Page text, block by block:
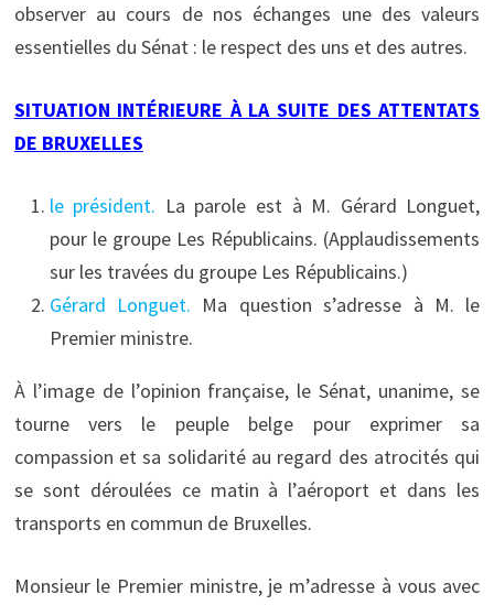
observer au cours de nos échanges une des valeurs
essentielles du Sénat : le respect des uns et des autres.
SITUATION INTÉRIEURE À LA SUITE DES ATTENTATS
DE BRUXELLES
le président. La parole est à M. Gérard Longuet,
pour le groupe Les Républicains. (Applaudissements
sur les travées du groupe Les Républicains.)
Gérard Longuet. Ma question s’adresse à M. le
Premier ministre.
À l’image de l’opinion française, le Sénat, unanime, se
tourne vers le peuple belge pour exprimer sa
compassion et sa solidarité au regard des atrocités qui
se sont déroulées ce matin à l’aéroport et dans les
transports en commun de Bruxelles.
Monsieur le Premier ministre, je m’adresse à vous avec